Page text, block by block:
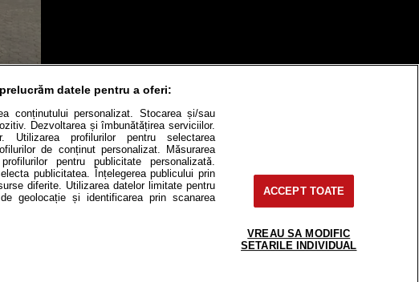
cu Prioritate Cât costă?
editorială Contact Modifică Setările
(site-uri, instituţii mass-media, firme de
de Autor fără acordul nostru.
datele pentru a oferi:
conținutului personalizat. Stocarea și/sau
Dezvoltarea și îmbunătățirea serviciilor.
Utilizarea profilurilor pentru selectarea
de conținut personalizat. Măsurarea
pentru publicitate personalizată.
publicitatea. Înțelegerea publicului prin
diferite. Utilizarea datelor limitate pentru
geolocație și identificarea prin scanarea
ACCEPT TOATE
VREAU SA MODIFIC
SETARILE INDIVIDUAL